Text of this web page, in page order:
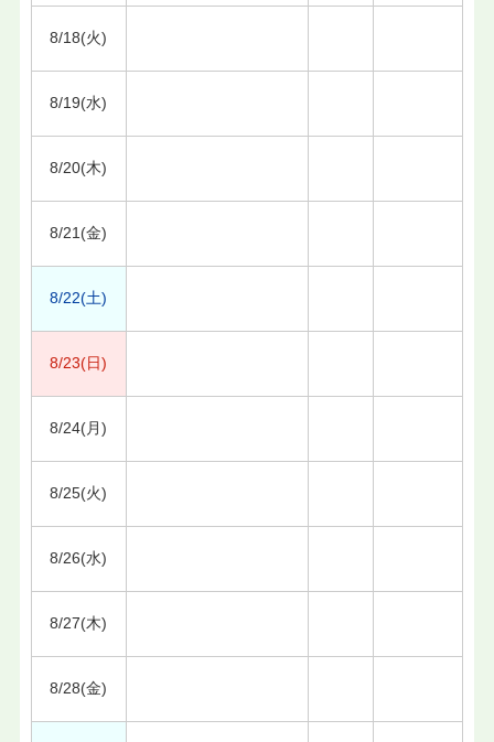
8/18(火)
8/19(水)
8/20(木)
8/21(金)
8/22(土)
8/23(日)
8/24(月)
8/25(火)
8/26(水)
8/27(木)
8/28(金)